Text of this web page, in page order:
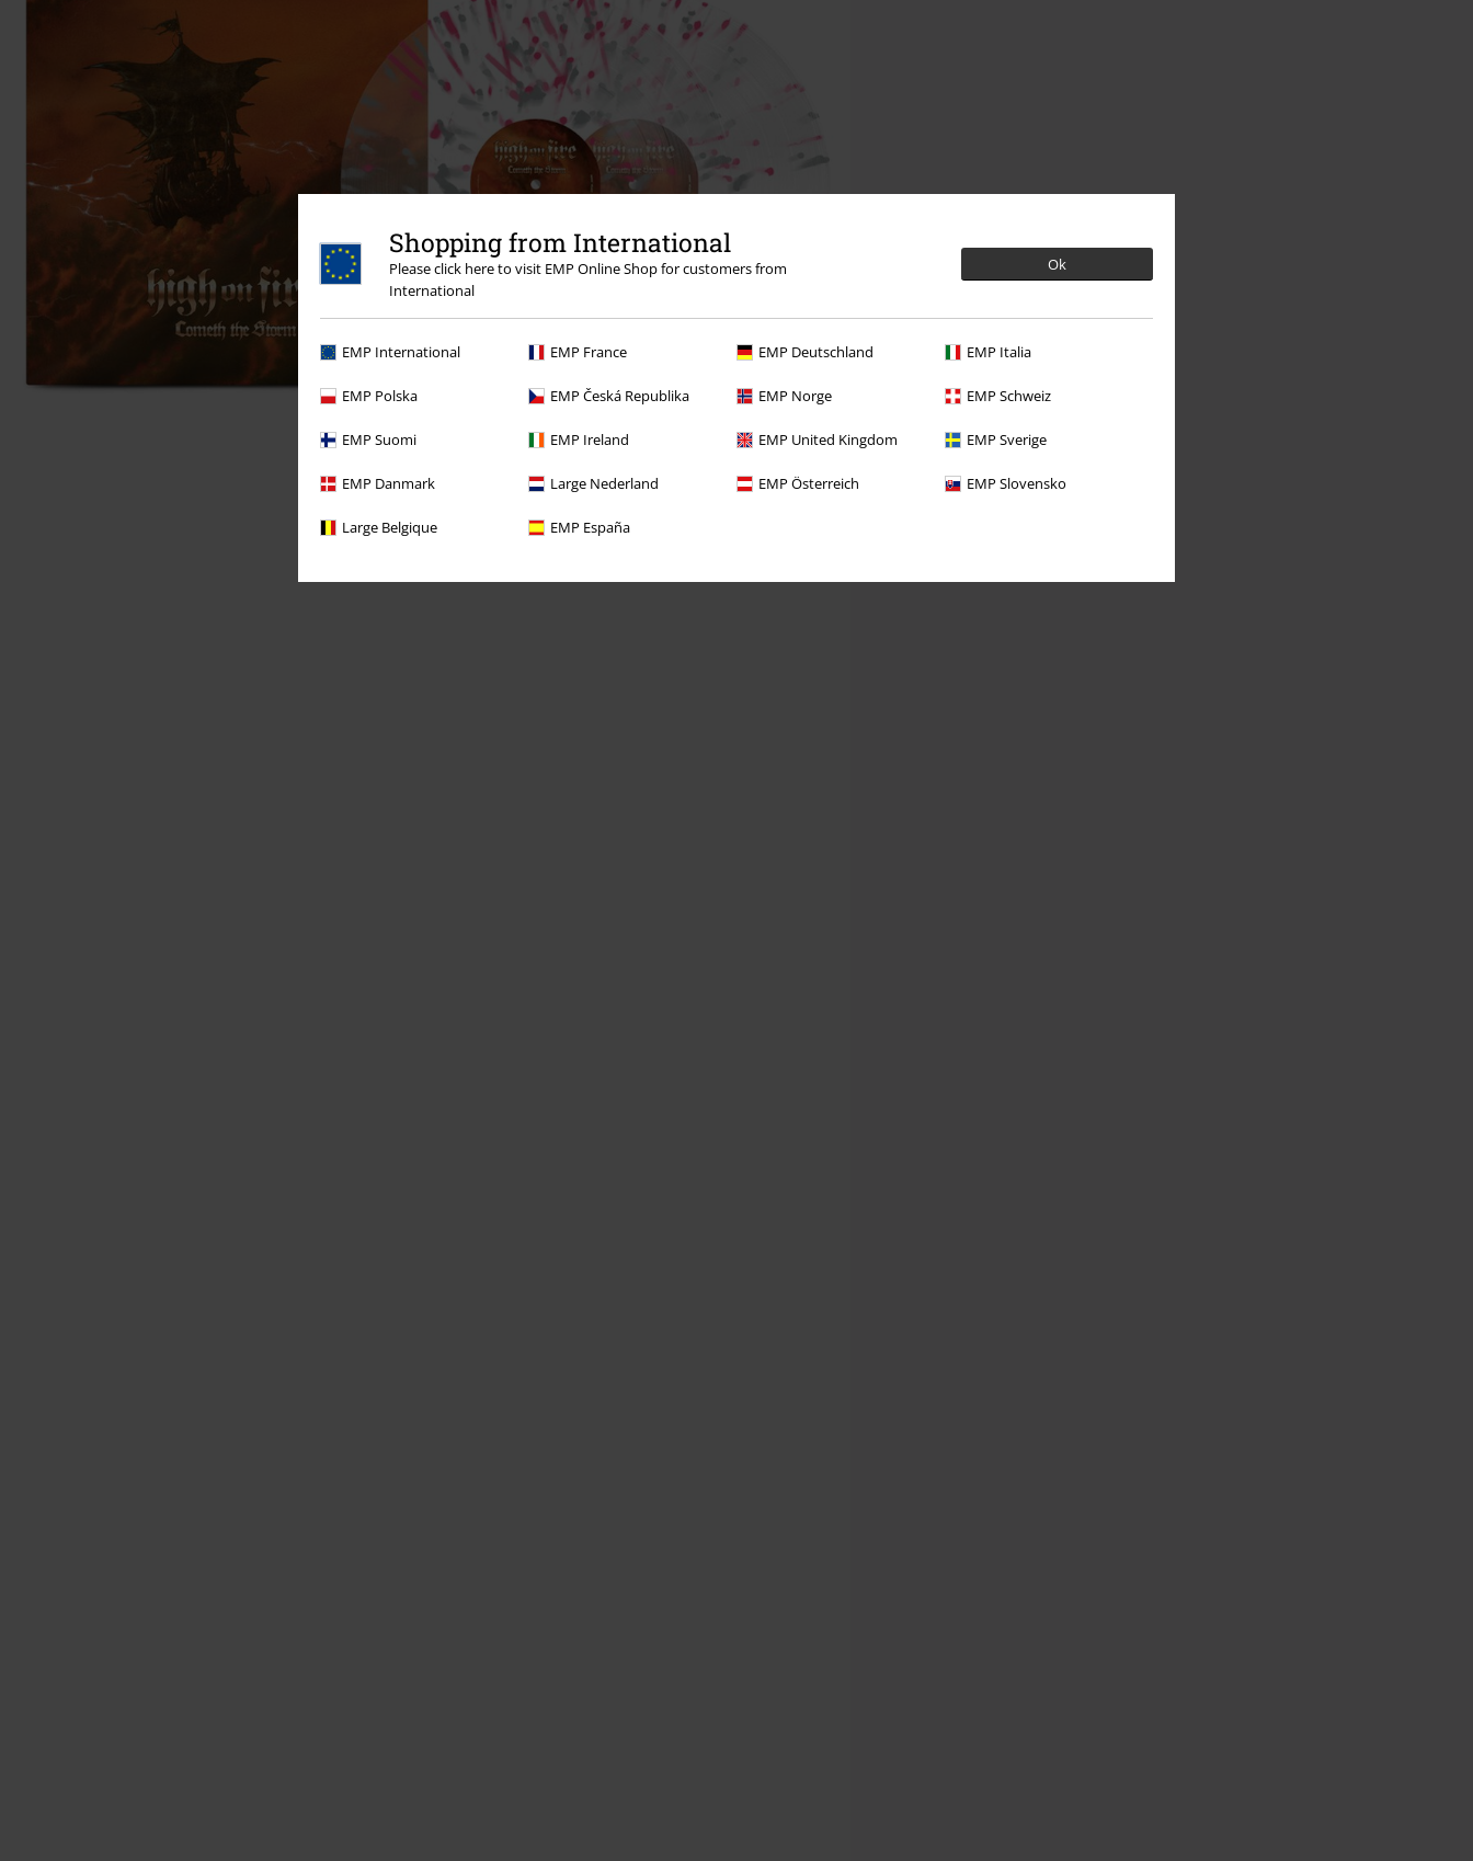
Shopping from International
Please click here to visit EMP Online Shop for customers from
International
Ok
EMP International EMP France EMP Deutschland EMP Italia
EMP Polska EMP Česká Republika EMP Norge EMP Schweiz
EMP Suomi EMP Ireland EMP United Kingdom EMP Sverige
EMP Danmark Large Nederland EMP Österreich EMP Slovensko
Large Belgique EMP España